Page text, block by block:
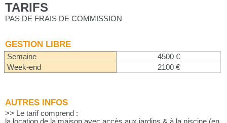
TARIFS
PAS DE FRAIS DE COMMISSION
GESTION LIBRE
Semaine
4500 €
Week-end
2100 €
AUTRES INFOS
>> Le tarif comprend :